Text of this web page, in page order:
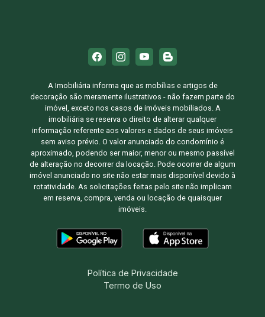
A Imobiliária informa que as mobílias e artigos de
decoração são meramente ilustrativos - não fazem parte do
imóvel, exceto nos casos de imóveis mobiliados. A
imobiliária se reserva o direito de alterar qualquer
informação referente aos valores e dados de seus imóveis
sem aviso prévio. O valor anunciado do condomínio é
aproximado, podendo ser maior, menor ou mesmo passível
de alteração no decorrer da locação. Pode ocorrer de algum
imóvel anunciado no site não estar mais disponível devido à
rotatividade. As solicitações feitas pelo site não implicam
em reserva, compra, venda ou locação de quaisquer
imóveis.
Política de Privacidade
Termo de Uso